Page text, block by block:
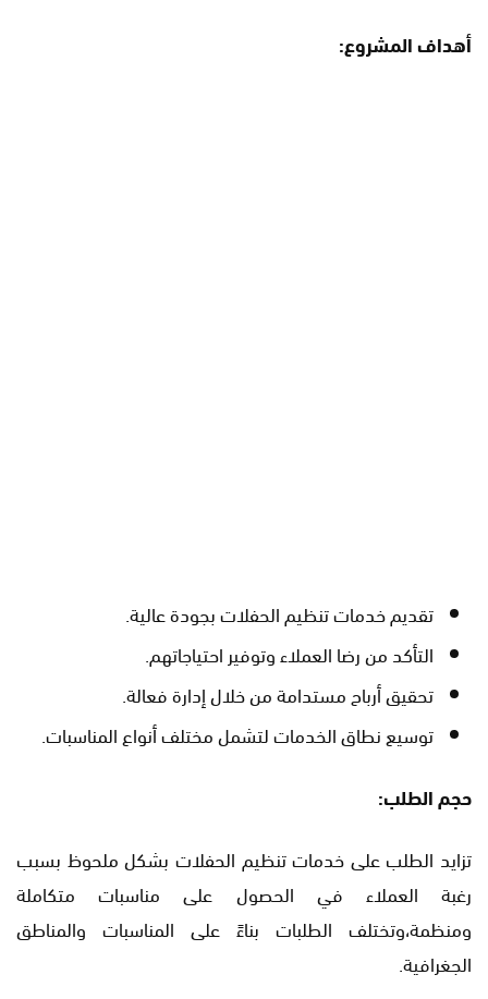
أهداف المشروع:
تقديم خدمات تنظيم الحفلات بجودة عالية.
التأكد من رضا العملاء وتوفير احتياجاتهم.
تحقيق أرباح مستدامة من خلال إدارة فعالة.
توسيع نطاق الخدمات لتشمل مختلف أنواع المناسبات.
حجم الطلب:
تزايد الطلب على خدمات تنظيم الحفلات بشكل ملحوظ بسبب
رغبة العملاء في الحصول على مناسبات متكاملة
ومنظمة،وتختلف الطلبات بناءً على المناسبات والمناطق
الجغرافية.